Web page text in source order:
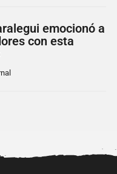
emocionó a
con esta